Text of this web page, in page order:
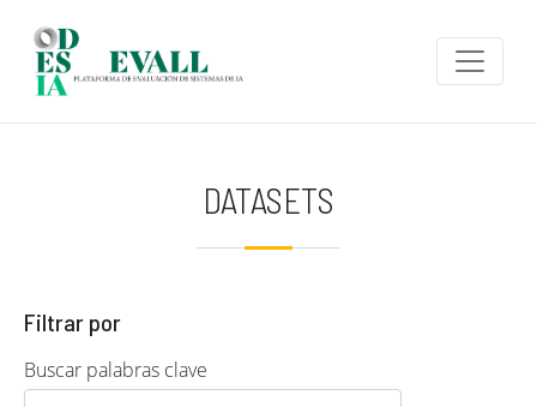
DATASETS
Filtrar por
Buscar palabras clave